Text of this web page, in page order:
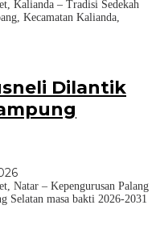
Kalianda – Tradisi Sedekah
Kecamatan Kalianda,
Dilantik
Natar – Kepengurusan Palang
Selatan masa bakti 2026-2031